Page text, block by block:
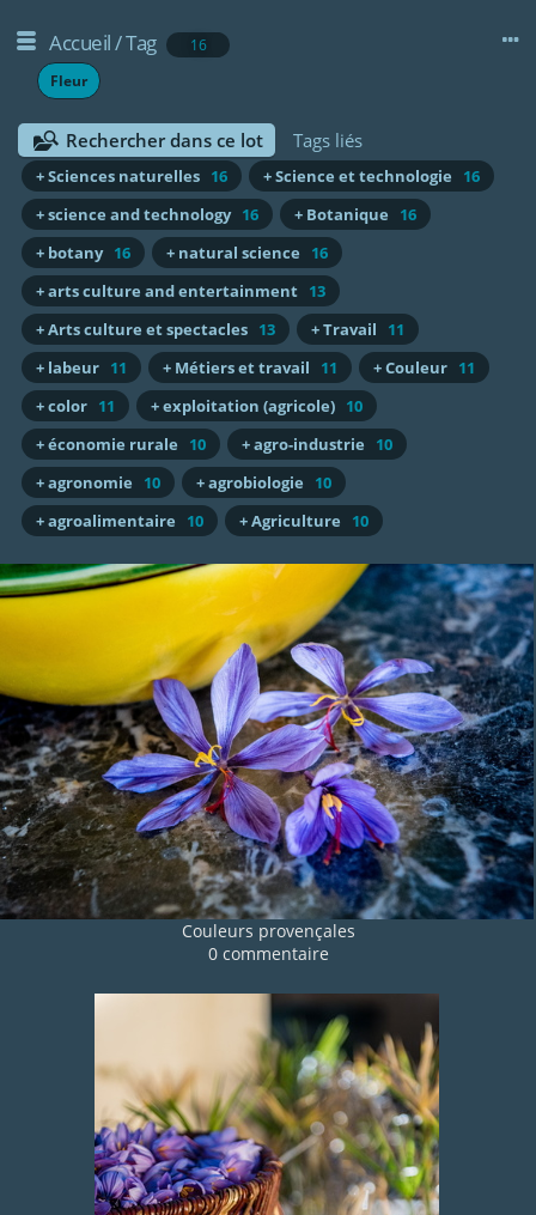
Accueil/Tag
16
Fleur
Rechercher dans ce lot Tags liés
+ Sciences naturelles 16 + Science et technologie
16
+ science and technology 16 + Botanique
16
+ botany 16 + natural science
16
+ arts culture and entertainment 13
+ Arts culture et spectacles 13 + Travail
11
+ labeur 11 + Métiers et travail 11 + Couleur 11
+ color 11 + exploitation (agricole) 10
+ économie rurale
10 + agro-industrie
10
+ agronomie
10 + agrobiologie
10
+ agroalimentaire
10 + Agriculture 10
Couleurs provençales
0 commentaire